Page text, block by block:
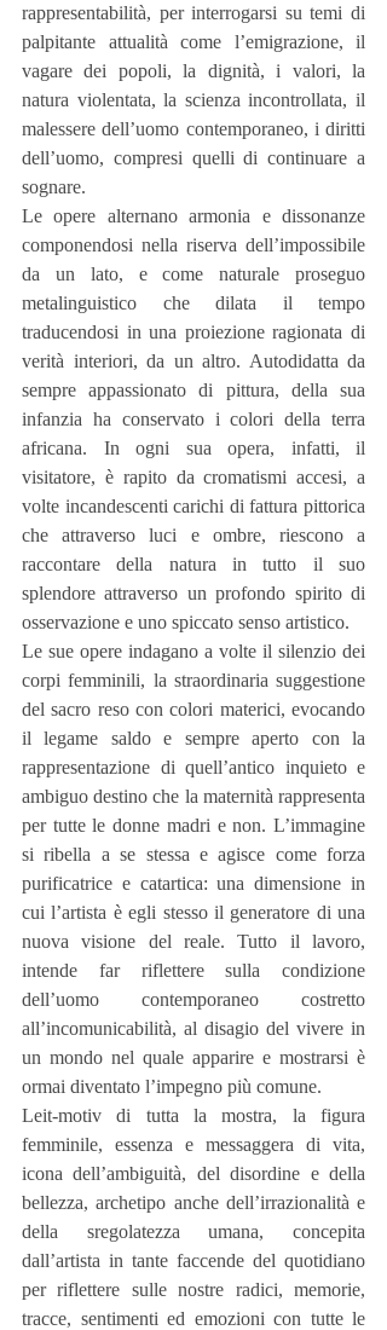
rappresentabilità, per interrogarsi su temi di
palpitante attualità come l’emigrazione, il
vagare dei popoli, la dignità, i valori, la
natura violentata, la scienza incontrollata, il
malessere dell’uomo contemporaneo, i diritti
dell’uomo, compresi quelli di continuare a
sognare.
Le opere alternano armonia e dissonanze
componendosi nella riserva dell’impossibile
da un lato, e come naturale proseguo
metalinguistico che dilata il tempo
traducendosi in una proiezione ragionata di
verità interiori, da un altro. Autodidatta da
sempre appassionato di pittura, della sua
infanzia ha conservato i colori della terra
africana. In ogni sua opera, infatti, il
visitatore, è rapito da cromatismi accesi, a
volte incandescenti carichi di fattura pittorica
che attraverso luci e ombre, riescono a
raccontare della natura in tutto il suo
splendore attraverso un profondo spirito di
osservazione e uno spiccato senso artistico.
Le sue opere indagano a volte il silenzio dei
corpi femminili, la straordinaria suggestione
del sacro reso con colori materici, evocando
il legame saldo e sempre aperto con la
rappresentazione di quell’antico inquieto e
ambiguo destino che la maternità rappresenta
per tutte le donne madri e non. L’immagine
si ribella a se stessa e agisce come forza
purificatrice e catartica: una dimensione in
cui l’artista è egli stesso il generatore di una
nuova visione del reale. Tutto il lavoro,
intende far riflettere sulla condizione
dell’uomo contemporaneo costretto
all’incomunicabilità, al disagio del vivere in
un mondo nel quale apparire e mostrarsi è
ormai diventato l’impegno più comune.
Leit-motiv di tutta la mostra, la figura
femminile, essenza e messaggera di vita,
icona dell’ambiguità, del disordine e della
bellezza, archetipo anche dell’irrazionalità e
della sregolatezza umana, concepita
dall’artista in tante faccende del quotidiano
per riflettere sulle nostre radici, memorie,
tracce, sentimenti ed emozioni con tutte le